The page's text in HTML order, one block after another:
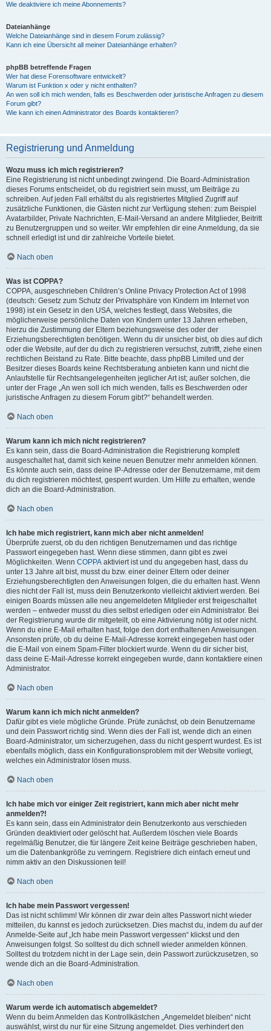
Wie deaktiviere ich meine Abonnements?
Dateianhänge
Welche Dateianhänge sind in diesem Forum zulässig?
Kann ich eine Übersicht all meiner Dateianhänge erhalten?
phpBB betreffende Fragen
Wer hat diese Forensoftware entwickelt?
Warum ist Funktion x oder y nicht enthalten?
An wen soll ich mich wenden, falls es Beschwerden oder juristische Anfragen zu diesem
Forum gibt?
Wie kann ich einen Administrator des Boards kontaktieren?
Registrierung und Anmeldung
Wozu muss ich mich registrieren?
Eine Registrierung ist nicht unbedingt zwingend. Die Board-Administration
dieses Forums entscheidet, ob du registriert sein musst, um Beiträge zu
schreiben. Auf jeden Fall erhältst du als registriertes Mitglied Zugriff auf
zusätzliche Funktionen, die Gästen nicht zur Verfügung stehen: zum Beispiel
Avatarbilder, Private Nachrichten, E-Mail-Versand an andere Mitglieder, Beitritt
zu Benutzergruppen und so weiter. Wir empfehlen dir eine Anmeldung, da sie
schnell erledigt ist und dir zahlreiche Vorteile bietet.
Nach oben
Was ist COPPA?
COPPA, ausgeschrieben Children’s Online Privacy Protection Act of 1998
(deutsch: Gesetz zum Schutz der Privatsphäre von Kindern im Internet von
1998) ist ein Gesetz in den USA, welches festlegt, dass Websites, die
möglicherweise persönliche Daten von Kindern unter 13 Jahren erheben,
hierzu die Zustimmung der Eltern beziehungsweise des oder der
Erziehungsberechtigten benötigen. Wenn du dir unsicher bist, ob dies auf dich
oder die Website, auf der du dich zu registrieren versuchst, zutrifft, ziehe einen
rechtlichen Beistand zu Rate. Bitte beachte, dass phpBB Limited und der
Besitzer dieses Boards keine Rechtsberatung anbieten kann und nicht die
Anlaufstelle für Rechtsangelegenheiten jeglicher Art ist; außer solchen, die
unter der Frage „An wen soll ich mich wenden, falls es Beschwerden oder
juristische Anfragen zu diesem Forum gibt?“ behandelt werden.
Nach oben
Warum kann ich mich nicht registrieren?
Es kann sein, dass die Board-Administration die Registrierung komplett
ausgeschaltet hat, damit sich keine neuen Benutzer mehr anmelden können.
Es könnte auch sein, dass deine IP-Adresse oder der Benutzername, mit dem
du dich registrieren möchtest, gesperrt wurden. Um Hilfe zu erhalten, wende
dich an die Board-Administration.
Nach oben
Ich habe mich registriert, kann mich aber nicht anmelden!
Überprüfe zuerst, ob du den richtigen Benutzernamen und das richtige
Passwort eingegeben hast. Wenn diese stimmen, dann gibt es zwei
Möglichkeiten. Wenn COPPA aktiviert ist und du angegeben hast, dass du
unter 13 Jahre alt bist, musst du bzw. einer deiner Eltern oder deiner
Erziehungsberechtigten den Anweisungen folgen, die du erhalten hast. Wenn
dies nicht der Fall ist, muss dein Benutzerkonto vielleicht aktiviert werden. Bei
einigen Boards müssen alle neu angemeldeten Mitglieder erst freigeschaltet
werden – entweder musst du dies selbst erledigen oder ein Administrator. Bei
der Registrierung wurde dir mitgeteilt, ob eine Aktivierung nötig ist oder nicht.
Wenn du eine E-Mail erhalten hast, folge den dort enthaltenen Anweisungen.
Ansonsten prüfe, ob du deine E-Mail-Adresse korrekt eingegeben hast oder
die E-Mail von einem Spam-Filter blockiert wurde. Wenn du dir sicher bist,
dass deine E-Mail-Adresse korrekt eingegeben wurde, dann kontaktiere einen
Administrator.
Nach oben
Warum kann ich mich nicht anmelden?
Dafür gibt es viele mögliche Gründe. Prüfe zunächst, ob dein Benutzername
und dein Passwort richtig sind. Wenn dies der Fall ist, wende dich an einen
Board-Administrator, um sicherzugehen, dass du nicht gesperrt wurdest. Es ist
ebenfalls möglich, dass ein Konfigurationsproblem mit der Website vorliegt,
welches ein Administrator lösen muss.
Nach oben
Ich habe mich vor einiger Zeit registriert, kann mich aber nicht mehr
anmelden?!
Es kann sein, dass ein Administrator dein Benutzerkonto aus verschieden
Gründen deaktiviert oder gelöscht hat. Außerdem löschen viele Boards
regelmäßig Benutzer, die für längere Zeit keine Beiträge geschrieben haben,
um die Datenbankgröße zu verringern. Registriere dich einfach erneut und
nimm aktiv an den Diskussionen teil!
Nach oben
Ich habe mein Passwort vergessen!
Das ist nicht schlimm! Wir können dir zwar dein altes Passwort nicht wieder
mitteilen, du kannst es jedoch zurücksetzen. Dies machst du, indem du auf der
Anmelde-Seite auf „Ich habe mein Passwort vergessen“ klickst und den
Anweisungen folgst. So solltest du dich schnell wieder anmelden können.
Solltest du trotzdem nicht in der Lage sein, dein Passwort zurückzusetzen, so
wende dich an die Board-Administration.
Nach oben
Warum werde ich automatisch abgemeldet?
Wenn du beim Anmelden das Kontrollkästchen „Angemeldet bleiben“ nicht
auswählst, wirst du nur für eine Sitzung angemeldet. Dies verhindert den